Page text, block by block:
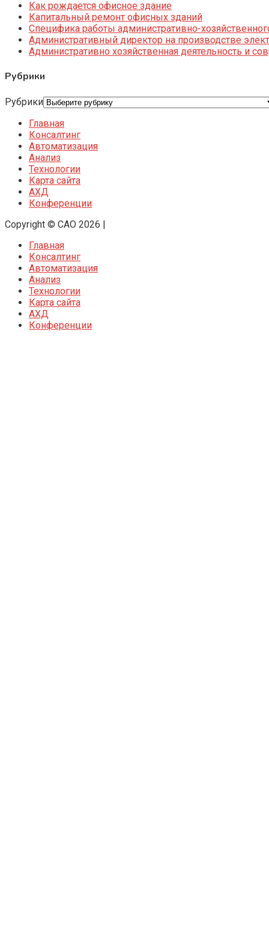
Как рождается офисное здание
Капитальный ремонт офисных зданий
Специфика работы административно-
Административный директор на производстве
Административно хозяйственная деятельность и
Рубрики
Рубрики
Главная
Консалтинг
Автоматизация
Анализ
Технологии
Карта сайта
АХД
Конференции
Copyright © CAO 2026 |
Главная
Консалтинг
Автоматизация
Анализ
Технологии
Карта сайта
АХД
Конференции